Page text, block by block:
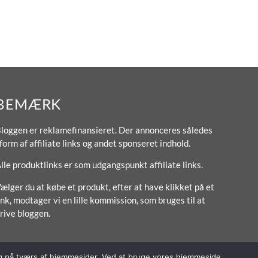
er reklamefinansieret. Der annonceres således
af affiliate links og andet sponseret indhold.
produktlinks er som udgangspunkt affiliate links.
du at købe et produkt, efter at have klikket på et
modtager vi en lille kommission, som bruges til at
bloggen.